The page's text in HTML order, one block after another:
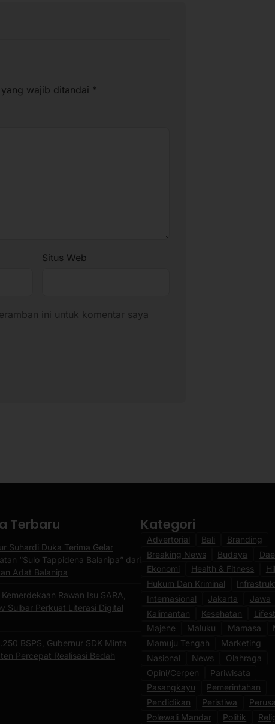
yang wajib ditandai *
Situs Web
ini untuk komentar saya
Terbaru
Suhardi Duka Terima Gelar
“Sulo Tappidena Balanipa” dari
Adat Balanipa
Rawan Isu SARA,
Sulbar Perkuat Literasi Digital
BSPS, Gubernur SDK Minta
Percepat Realisasi Bedah
Kategori
Advertorial Bali
Branding
Breaking News
Budaya
Ekonomi
Health & Fitness
Hukum Dan Kriminal
Internasional
Jakarta
Jawa
Kalimantan
Kesehatan
Majene
Maluku Mamasa
Mamuju Tengah
Marketing
Nasional
News
Olahraga
Opini/Cerpen
Pariwisata
Pasangkayu
Pemerintahan
Pendidikan
Peristiwa
Polewali Mandar
Politik